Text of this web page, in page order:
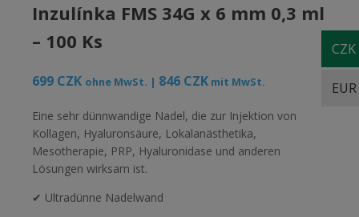
CZK
EUR
Inzulínka FMS 34G x 6 mm 0,3 ml
– 100 Ks
699 CZK ohne MwSt. | 846 CZK mit MwSt.
Eine sehr dünnwandige Nadel, die zur Injektion von
Kollagen, Hyaluronsäure, Lokalanästhetika,
Mesotherapie, PRP, Hyaluronidase und anderen
Lösungen wirksam ist.
✔ Ultradünne Nadelwand